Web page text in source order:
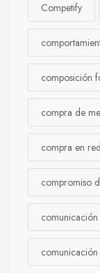
Competify
composición
compra de
compra en
compromiso
comunicación